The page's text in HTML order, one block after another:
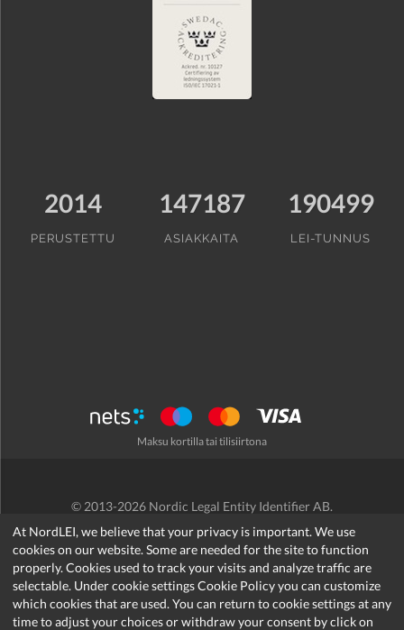
At NordLEI, we believe that your privacy is important. We use
cookies on our website. Some are needed for the site to function
properly. Cookies used to track your visits and analyze traffic are
selectable. Under cookie settings Cookie Policy you can customize
which cookies that are used. You can return to cookie settings at any
time to adjust your choices or withdraw your consent by click on
2014
PERUSTETTU
147187
ASIAKKAITA
190499
LEI-TUNNUS
Maksu kortilla tai tilisiirtona
© 2013-2026 Nordic Legal Entity Identifier AB.
Käyttöehdot/Tietosuojakäytäntö/Hyvityskäytäntö/ Cookies
support@nordlei.org